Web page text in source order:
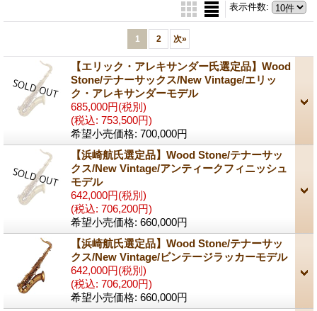
表示件数:
1 2 次»
【エリック・アレキサンダー氏選定品】Wood
Stone/テナーサックス/New Vintage/エリッ
ク・アレキサンダーモデル
685,000円(税別)
(税込: 753,500円)
希望小売価格: 700,000円
【浜崎航氏選定品】Wood Stone/テナーサッ
クス/New Vintage/アンティークフィニッシュ
モデル
642,000円(税別)
(税込: 706,200円)
希望小売価格: 660,000円
【浜崎航氏選定品】Wood Stone/テナーサッ
クス/New Vintage/ビンテージラッカーモデル
642,000円(税別)
(税込: 706,200円)
希望小売価格: 660,000円